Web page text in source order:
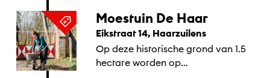
Moestuin De Haar
Eikstraat 14, Haarzuilens
Op deze historische grond van 1.5
hectare worden op